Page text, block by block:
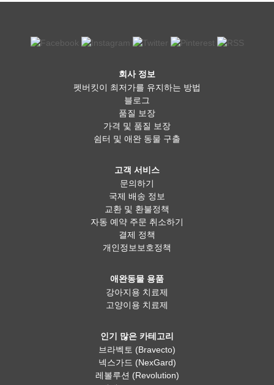
회사 정보
펫버킷이 최저가를 유지하는 방법
블로그
품질 보장
가격 및 품질 보장
쉼터 및 애완 동물 구출
고객 서비스
문의하기
국제 배송 정보
교환 및 환불정책
자동 예약 주문 취소하기
결제 정책
개인정보보호정책
애완동물 용품
강아지용 치료제
고양이용 치료제
인기 많은 카테고리
브라벡토 (Bravecto)
넥스가드 (NexGard)
레볼루션 (Revolution)